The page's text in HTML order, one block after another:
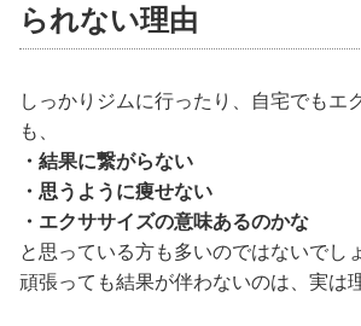
られない理由
しっかりジムに行ったり、自宅でもエ
も、
・結果に繋がらない
・思うように痩せない
・エクササイズの意味あるのかな
と思っている方も多いのではないでし
頑張っても結果が伴わないのは、実は